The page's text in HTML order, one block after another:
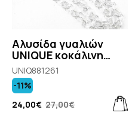
Αλυσίδα γυαλιών
UNIQUE κοκάλινη
διάφανη & ασημί
UNIQ881261
24,00€ 27,00€
-11%